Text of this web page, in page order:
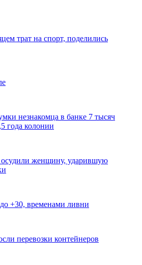
трат на спорт, поделились
незнакомца в банке 7 тысяч
года колонии
женщину, ударившую
+30, временами ливни
перевозки контейнеров